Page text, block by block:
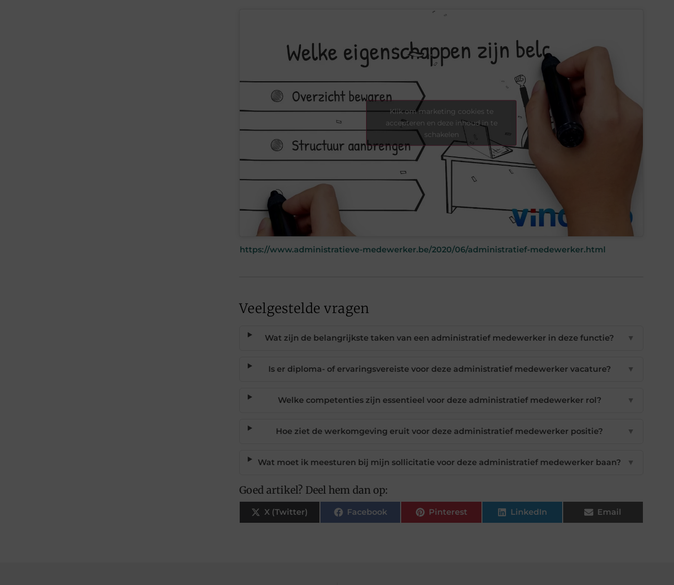
Klik om marketing cookies te
accepteren en deze inhoud in te
schakelen
https://www.administratieve-medewerker.be/2020/06/administratief-medewerker.html
Veelgestelde vragen
Wat zijn de belangrijkste taken van een administratief medewerker in deze functie? ▼
Is er diploma- of ervaringsvereiste voor deze administratief medewerker vacature? ▼
Welke competenties zijn essentieel voor deze administratief medewerker rol? ▼
Hoe ziet de werkomgeving eruit voor deze administratief medewerker positie? ▼
Wat moet ik meesturen bij mijn sollicitatie voor deze administratief medewerker baan? ▼
Goed artikel? Deel hem dan op:
X (Twitter) Facebook Pinterest LinkedIn Email